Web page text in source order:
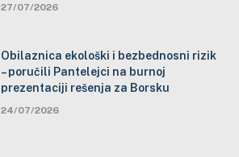
27/07/2026
Obilaznica ekološki i bezbednosni rizik
– poručili Pantelejci na burnoj
prezentaciji rešenja za Borsku
24/07/2026